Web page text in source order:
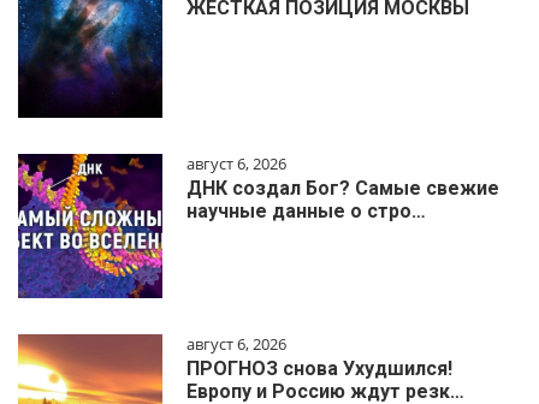
ЖЁСТКАЯ ПОЗИЦИЯ МОСКВЫ
август 6, 2026
ДНК создал Бог? Самые свежие
научные данные о стро…
август 6, 2026
ПРОГНОЗ снова Ухудшился!
Европу и Россию ждут резк…